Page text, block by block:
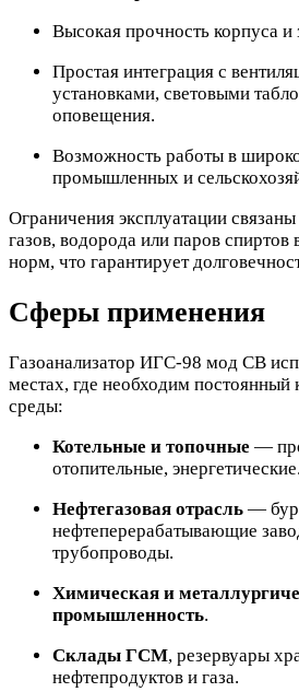
Высокая прочность корпуса и
Простая интеграция с
установками, световыми
оповещения.
Возможность работы в
промышленных и
Ограничения эксплуатации
газов, водорода или паров
норм, что гарантирует
Сферы применения
Газоанализатор ИГС-98 мод СВ
местах, где необходим постоянный
среды:
Котельные и топочные —
отопительные, энергетические.
Нефтегазовая отрасль —
нефтеперерабатывающие
трубопроводы.
Химическая и
промышленность.
Склады ГСМ, резервуары
нефтепродуктов и газа.